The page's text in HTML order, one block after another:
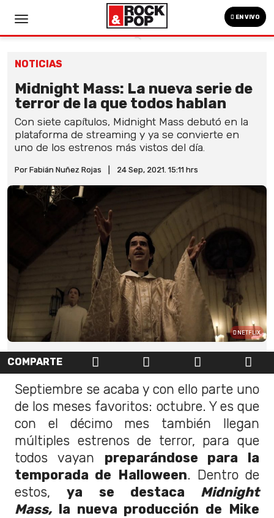
EN VIVO
NOTICIAS
Midnight Mass: La nueva serie de
terror de la que todos hablan
Con siete capítulos, Midnight Mass debutó en la
plataforma de streaming y ya se convierte en
uno de los estrenos más vistos del día.
Por Fabián Nuñez Rojas 24 Sep, 2021. 15:11 hrs
NETFLIX
COMPARTE
Septiembre se acaba y con ello parte uno
de los meses favoritos: octubre. Y es que
con el décimo mes también llegan
múltiples estrenos de terror, para que
todos vayan preparándose para la
temporada de Halloween. Dentro de
estos,ya se destaca Midnight
Mass, la nueva producción de Mike